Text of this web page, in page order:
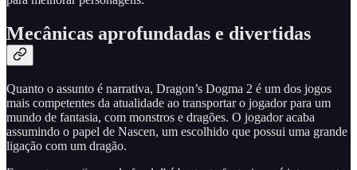
Mecânicas aprofundadas e divertidas
Quanto o assunto é narrativa, Dragon’s Dogma 2 é um dos jogos
mais competentes da atualidade ao transportar o jogador para um
mundo de fantasia, com monstros e dragões. O jogador acaba
assumindo o papel de Nascen, um escolhido que possui uma grande
ligação com um dragão.